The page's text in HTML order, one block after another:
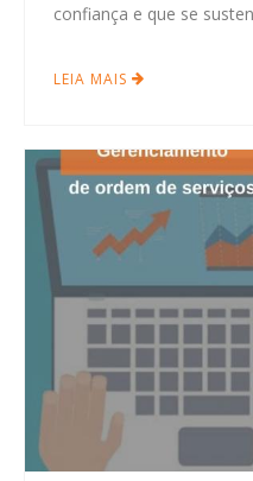
confiança e que se
LEIA MAIS